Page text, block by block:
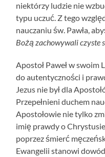
niektórzy ludzie nie
typu uczuć. Z tego
nauczaniu św. Pawła,
Bożą zachowywali czyste
Apostoł Paweł w swoim
do autentyczności i
Jezus nie był dla
Przepełnieni duchem
Apostołowie nie tylko
imię prawdy o
poprzez śmierć
Ewangelii stanowi